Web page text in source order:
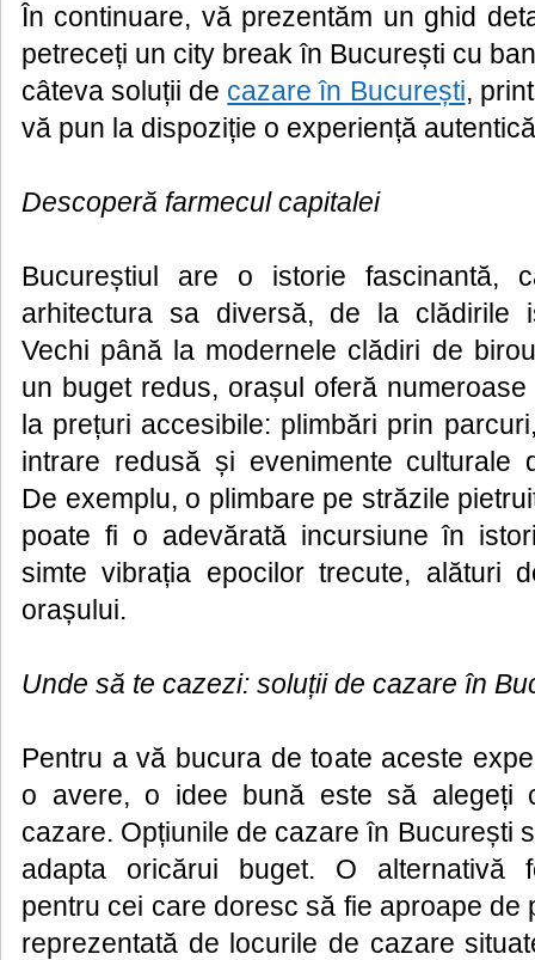
În continuare, vă prezentăm un ghid
petreceți un city break în București cu
câteva soluții de cazare în București,
vă pun la dispoziție o experiență
Descoperă farmecul capitalei
Bucureștiul are o istorie fascinantă,
arhitectura sa diversă, de la clădirile
Vechi până la modernele clădiri de
un buget redus, orașul oferă
la prețuri accesibile: plimbări prin
intrare redusă și evenimente culturale
De exemplu, o plimbare pe străzile
poate fi o adevărată incursiune în
simte vibrația epocilor trecute, alături
orașului.
Unde să te cazezi: soluții de cazare în
Pentru a vă bucura de toate aceste
o avere, o idee bună este să alegeți
cazare. Opțiunile de cazare în București
adapta oricărui buget. O alternativă
pentru cei care doresc să fie aproape de
reprezentată de locurile de cazare